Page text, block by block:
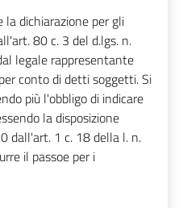
la dichiarazione per gli
80 c. 3 del d.lgs. n.
legale rappresentante
conto di detti soggetti. Si
più l'obbligo di indicare
la disposizione
dall'art. 1 c. 18 della l. n.
il passoe per i